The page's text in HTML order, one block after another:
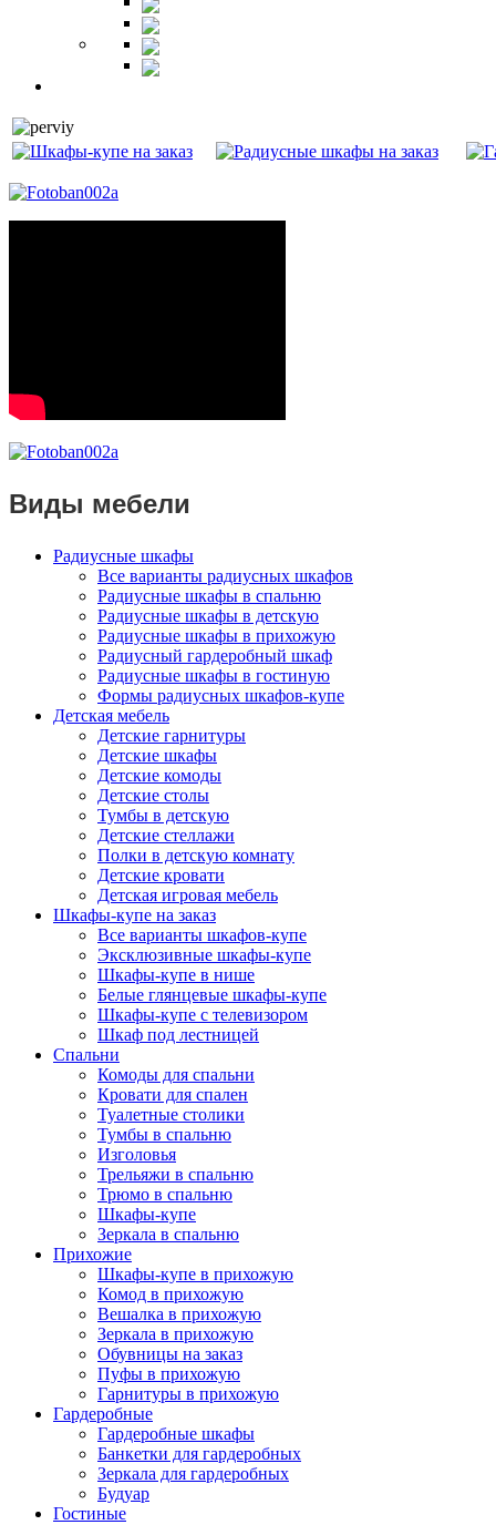
Виды мебели
Радиусные шкафы
Все варианты радиусных шкафов
Радиусные шкафы в спальню
Радиусные шкафы в детскую
Радиусные шкафы в прихожую
Радиусный гардеробный шкаф
Радиусные шкафы в гостиную
Формы радиусных шкафов-купе
Детская мебель
Детские гарнитуры
Детские шкафы
Детские комоды
Детские столы
Тумбы в детскую
Детские стеллажи
Полки в детскую комнату
Детские кровати
Детская игровая мебель
Шкафы-купе на заказ
Все варианты шкафов-купе
Эксклюзивные шкафы-купе
Шкафы-купе в нише
Белые глянцевые шкафы-купе
Шкафы-купе с телевизором
Шкаф под лестницей
Спальни
Комоды для спальни
Кровати для спален
Туалетные столики
Тумбы в спальню
Изголовья
Трельяжи в спальню
Трюмо в спальню
Шкафы-купе
Зеркала в спальню
Прихожие
Шкафы-купе в прихожую
Комод в прихожую
Вешалка в прихожую
Зеркала в прихожую
Обувницы на заказ
Пуфы в прихожую
Гарнитуры в прихожую
Гардеробные
Гардеробные шкафы
Банкетки для гардеробных
Зеркала для гардеробных
Будуар
Гостиные